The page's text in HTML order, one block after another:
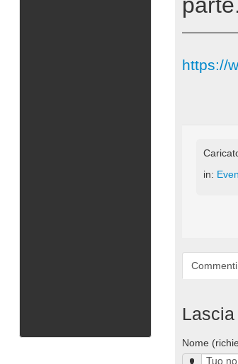
https://
in:
Commenti
Nome